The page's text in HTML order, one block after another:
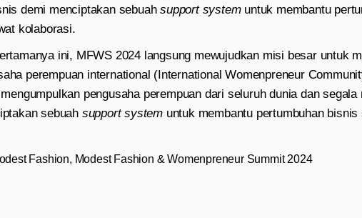
demi menciptakan sebuah support system untuk membantu
kolaborasi.
ini, MFWS 2024 langsung mewujudkan misi besar untuk
perempuan international (International Womenpreneur
pengusaha perempuan dari seluruh dunia dan
sebuah support system untuk membantu pertumbuhan bisnis
Fashion, Modest Fashion & Womenpreneur Summit 2024